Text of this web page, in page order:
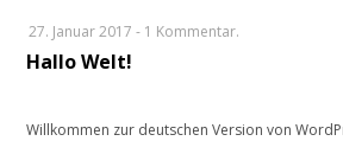
27. Januar 2017 - 1 Kommentar.
Hallo Welt!
Willkommen zur deutschen Version von